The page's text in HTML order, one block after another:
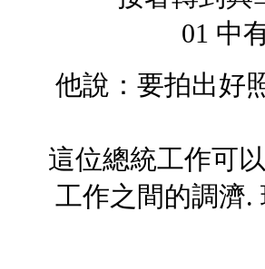
01 中
他說：要拍出好
這位總統工作可
工作之間的調濟.